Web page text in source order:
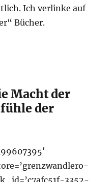
Ich verlinke auf
Bücher.
Macht der
der
3352-